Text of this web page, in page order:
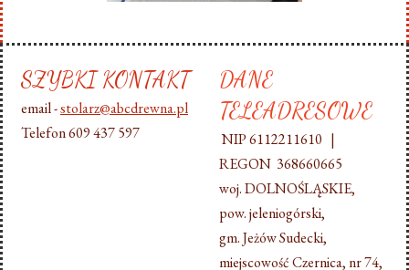
SZYBKI KONTAKT
email -stolarz@abcdrewna.pl
Telefon 609 437 597
DANE
TELEADRESOWE
NIP 6112211610 |
REGON 368660665
woj. DOLNOŚLĄSKIE,
pow. jeleniogórski,
gm. Jeżów Sudecki,
miejscowość Czernica, nr 74,